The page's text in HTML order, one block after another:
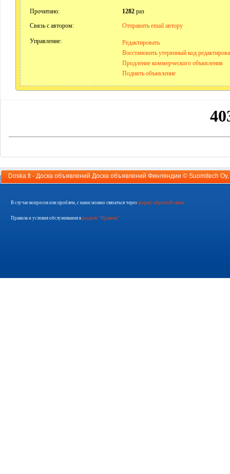
Прочитано: 1282раз
Связь с автором:
Отправить email автору
Управление:
Редактировать
Восстановить утерянный код
Продление коммерческого объявления
Поднять объявление
Doska.fi - Доска объявлений Доска объявлений Финляндии © Suomitech Oy
В случае вопросов или проблем, с нами можно связаться через форму обратной связи
Правила и условия обслуживания в разделе "Правила"